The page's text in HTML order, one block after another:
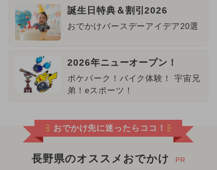
誕生日特典＆割引2026
おでかけバースデーアイデア20選
2026年ニューオープン！
ポケパーク！バイク体験！ 宇宙兄
弟！eスポーツ！
おでかけ先に迷ったらココ！
長野県のオススメおでかけ PR